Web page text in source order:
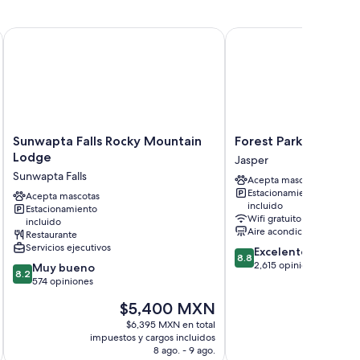
de restaurantes, la atención del personal y la
Sunwapta
Falls
Rocky
Mountain
Lodge
Sunwapta
Falls
Sunwapta Falls Rocky Mountain
Lodge
Sunwapta Falls
Acepta mascotas
Estacionamiento
incluido
Restaurante
Servicios ejecutivos
8.2
de
8.2 Muy bueno
574 opiniones
El
precio
actual
$5,400 MXN
$6,395 MXN en total
impuestos y cargos incluidos
8 ago. - 9 ago.
Sunwapta Falls Rocky Mountain Lodge
Forest
Park
Hotel
Jasper
Forest Park Hotel
Jasper
Acepta mascotas
Estacionamiento
incluido
Wifi gratuito
Aire acondicionado
8.8
de
8.8 Excelente
2,615 opiniones
Forest Park Hotel